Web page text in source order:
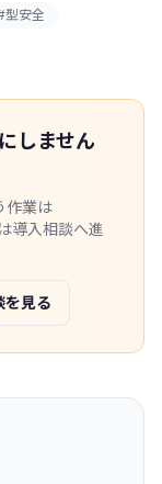
型安全
しません
作業は
導入相談へ進
を見る